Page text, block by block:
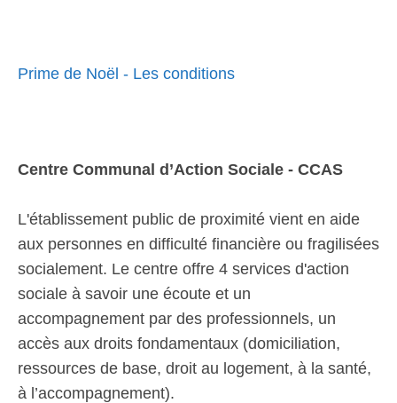
Prime de Noël - Les conditions
Centre Communal d’Action Sociale - CCAS
L'établissement public de proximité vient en aide
aux personnes en difficulté financière ou fragilisées
socialement. Le centre offre 4 services d'action
sociale à savoir une écoute et un
accompagnement par des professionnels, un
accès aux droits fondamentaux (domiciliation,
ressources de base, droit au logement, à la santé,
à l’accompagnement).